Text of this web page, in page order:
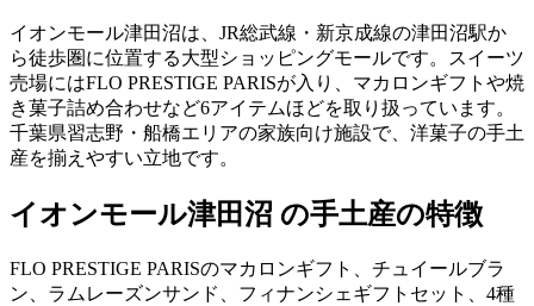
イオンモール津田沼は、JR総武線・新京成線の津田沼駅か
ら徒歩圏に位置する大型ショッピングモールです。スイーツ
売場にはFLO PRESTIGE PARISが入り、マカロンギフトや焼
き菓子詰め合わせなど6アイテムほどを取り扱っています。
千葉県習志野・船橋エリアの家族向け施設で、洋菓子の手土
産を揃えやすい立地です。
イオンモール津田沼 の手土産の特徴
FLO PRESTIGE PARISのマカロンギフト、チュイールブラ
ン、ラムレーズンサンド、フィナンシェギフトセット、4種